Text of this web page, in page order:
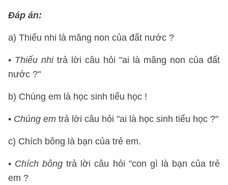
Đáp án:
a) Thiếu nhi là măng non của đất nước ?
• Thiếu nhitrả lời câu hỏi "ai là măng non của đất
nước ?"
b) Chúng em là học sinh tiểu học !
• Chúng em trả lời câu hỏi "ai là học sinh tiểu học ?"
c) Chích bông là bạn của trẻ em.
• Chích bông trả lời câu hỏi "con gì là bạn của trẻ
em ?